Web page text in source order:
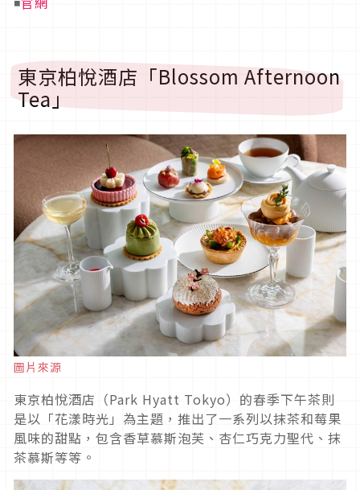
東京柏悅酒店「Blossom Afternoon
Tea」
圖片來源
東京柏悅酒店（Park Hyatt Tokyo）的春季下午茶則
是以「花漾時光」為主題，推出了一系列以抹茶和莓果
風味的甜點，包含香草慕斯泡芙、杏仁巧克力聖代、抹
茶慕斯等等。